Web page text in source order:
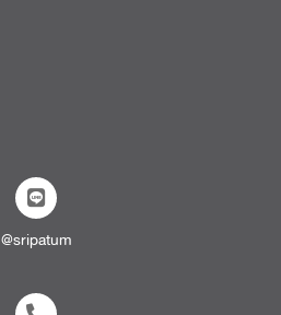
@sripatum